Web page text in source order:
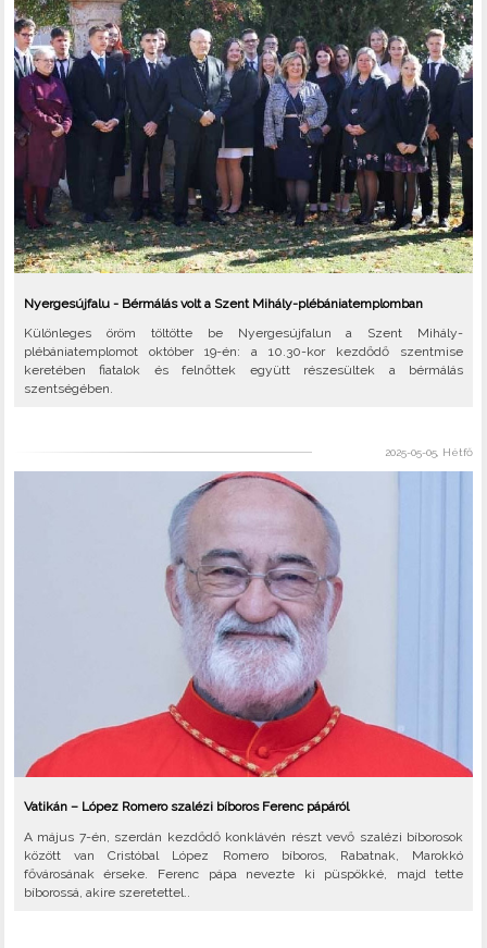
Nyergesújfalu - Bérmálás volt a Szent Mihály-plébániatemplomban
Különleges öröm töltötte be Nyergesújfalun a Szent Mihály-
plébániatemplomot október 19-én: a 10.30-kor kezdődő szentmise
keretében fiatalok és felnőttek együtt részesültek a bérmálás
szentségében.
2025-05-05, Hétfő
Vatikán – López Romero szalézi bíboros Ferenc pápáról
A május 7-én, szerdán kezdődő konklávén részt vevő szalézi bíborosok
között van Cristóbal López Romero bíboros, Rabatnak, Marokkó
fővárosának érseke. Ferenc pápa nevezte ki püspökké, majd tette
bíborossá, akire szeretettel..